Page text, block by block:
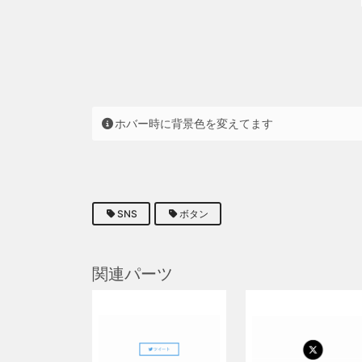
ホバー時に背景色を変えてます
SNS ボタン
関連パーツ